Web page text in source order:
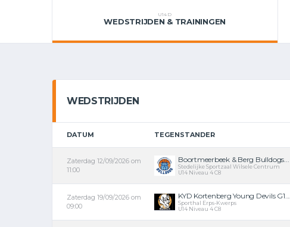
U14 D
WEDSTRIJDEN & TRAININGEN
WEDSTRIJDEN
DATUM TEGENSTANDER
Zaterdag 12/09/2026 om
11:00
Boortmeerbeek & Berg Bulldogs...
Stedelijke Sportzaal Wilsele Centrum
U14 Niveau 4 C8
Zaterdag 19/09/2026 om
09:00
KYD Kortenberg Young Devils G1...
Sporthal Erps-Kwerps
U14 Niveau 4 C8